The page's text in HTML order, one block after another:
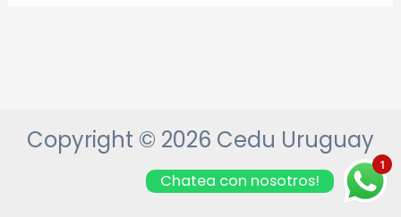
Copyright © 2026 Cedu Uruguay
1
Chatea con nosotros!